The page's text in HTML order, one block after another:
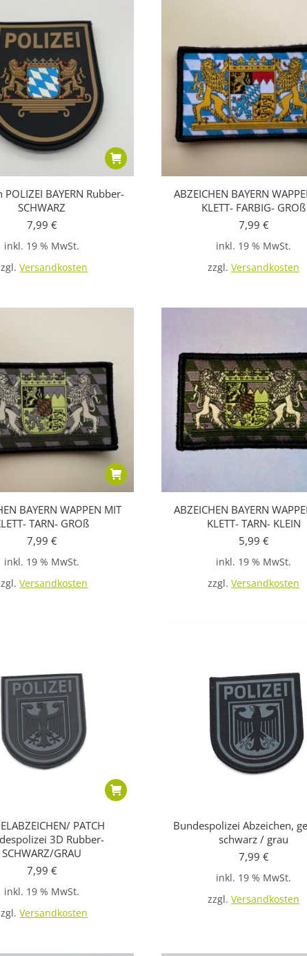
POLIZEI BAYERN Rubber-
SCHWARZ
7,99 €
inkl. 19 % MwSt.
Versandkosten
ABZEICHEN BAYERN
KLETT- FARBIG- GROß
7,99 €
inkl. 19 % MwSt.
zzgl.Versandkosten
BAYERN WAPPEN MIT
TARN- GROß
7,99 €
inkl. 19 % MwSt.
Versandkosten
ABZEICHEN BAYERN
KLETT- TARN- KLEIN
5,99 €
inkl. 19 % MwSt.
zzgl.Versandkosten
PATCH
3D Rubber-
SCHWARZ/GRAU
7,99 €
inkl. 19 % MwSt.
Versandkosten
Bundespolizei Abzeichen,
schwarz / grau
7,99 €
inkl. 19 % MwSt.
zzgl.Versandkosten